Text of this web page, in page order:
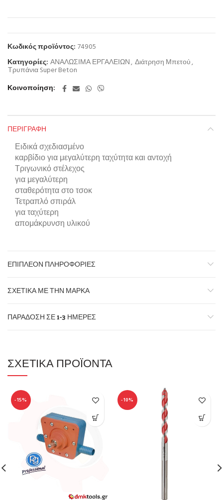
Κωδικός προϊόντος: 74905
Κατηγορίες: ΑΝΑΛΩΣΙΜΑ ΕΡΓΑΛΕΙΩΝ, Διάτρηση Μπετού,
Τρυπάνια Super Beton
Κοινοποίηση
ΠΕΡΙΓΡΑΦΉ
Ειδικά σχεδιασμένο
καρβίδιο για μεγαλύτερη ταχύτητα και αντοχή
Τριγωνικό στέλεχος
για μεγαλύτερη
σταθερότητα στο τσοκ
Τετραπλό σπιράλ
για ταχύτερη
απομάκρυνση υλικού
ΕΠΙΠΛΈΟΝ ΠΛΗΡΟΦΟΡΊΕΣ
ΣΧΕΤΙΚΆ ΜΕ ΤΗΝ ΜΆΡΚΑ
ΠΑΡΆΔΟΣΗ ΣΕ 1-3 ΗΜΈΡΕΣ
ΣΧΕΤΙΚΆ ΠΡΟΪΌΝΤΑ
-15% -10%